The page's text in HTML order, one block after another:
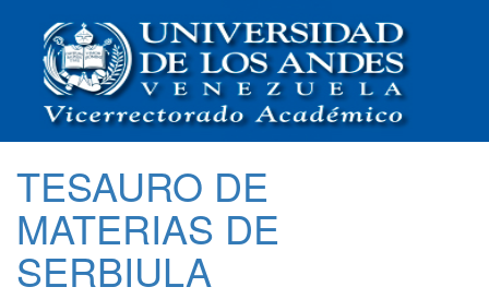
TESAURO DE
MATERIAS DE
SERBIULA